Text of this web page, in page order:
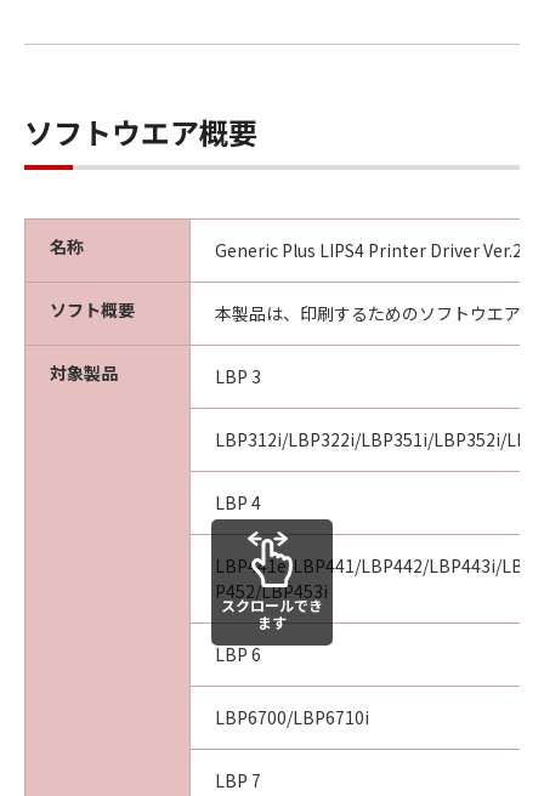
ソフトウエア概要
名称 Generic Plus LIPS4 Printer Driver
ソフト概要 本製品は、印刷するためのソフトウエアで
対象製品 LBP 3
LBP312i/LBP322i/LBP351i/LBP352i/
LBP 4
LBP441e/LBP441/LBP442/LBP443i/
P452/LBP453i
LBP 6
LBP6700/LBP6710i
LBP 7
スクロールでき
ます